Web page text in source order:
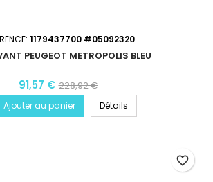
1179437700 #05092320
PEUGEOT METROPOLIS BLEU
91,57 € 228,92 €
Ajouter au panier Détails
favorite_border